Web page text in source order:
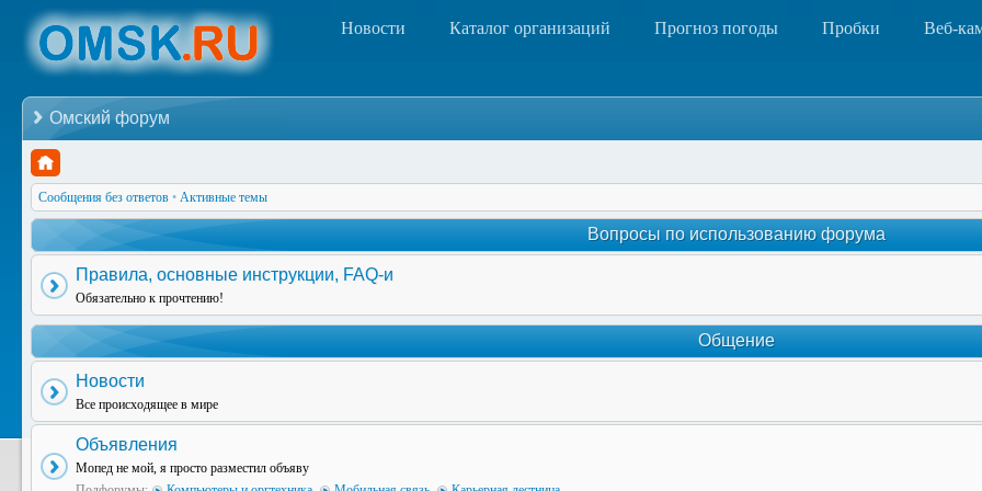
Новости Каталог организаций Прогноз погоды Пробки Веб-
Омский форум
Сообщения без ответов • Активные темы
Вопросы по использованию форума
Правила, основные инструкции, FAQ-и
Обязательно к прочтению!
Общение
Новости
Все происходящее в мире
Объявления
Мопед не мой, я просто разместил объяву